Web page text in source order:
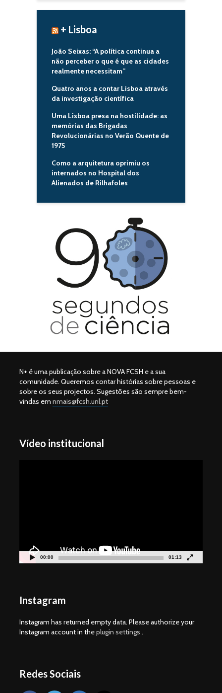
+ Lisboa
João Seixas: “A política continua a
não perceber o que é que as cidades
realmente necessitam”
Quatro anos a contar Lisboa através
da investigação científica
Uma Lisboa presa na hostilidade: as
memórias das Brigadas
Revolucionárias no Verão Quente de
1975
Como a arquitetura oprimiu os
internados no Hospital dos
Alienados de Rilhafoles
N+ é uma publicação sobre a NOVA FCSH e a sua
comunidade. Queremos contar histórias sobre pessoas e
sobre os seus projectos. Sugestões são sempre bem-
vindas em nmais@fcsh.unl.pt
Vídeo institucional
00:00 01:13
Instagram
Instagram has returned empty data. Please authorize your
Instagram account in theplugin settings .
Redes Sociais